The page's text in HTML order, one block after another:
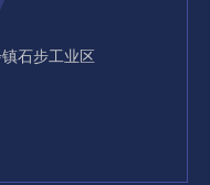
石步工业区